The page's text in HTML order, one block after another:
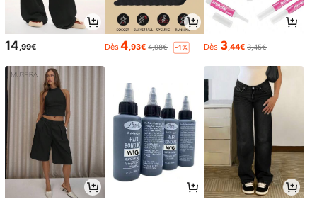
14,99€ Dès4,93€ 4,98€ -1% Dès 3,44€ 3,45€